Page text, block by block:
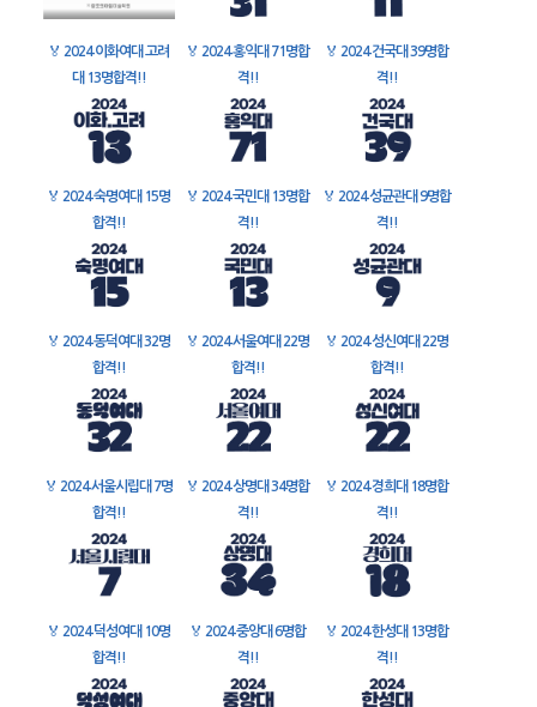
🏅 2024 이화여대 고려
대 13명합격!!
🏅 2024 홍익대 71명합
격!!
🏅 2024 건국대 39명합
격!!
🏅 2024 숙명여대 15명
합격!!
🏅 2024 국민대 13명합
격!!
🏅 2024 성균관대 9명합
격!!
🏅 2024 동덕여대 32명
합격!!
🏅 2024 서울여대 22명
합격!!
🏅 2024 성신여대 22명
합격!!
🏅 2024 서울시립대 7명
합격!!
🏅 2024 상명대 34명합
격!!
🏅 2024 경희대 18명합
격!!
🏅 2024 덕성여대 10명
합격!!
🏅 2024 중앙대 6명합
격!!
🏅 2024 한성대 13명합
격!!